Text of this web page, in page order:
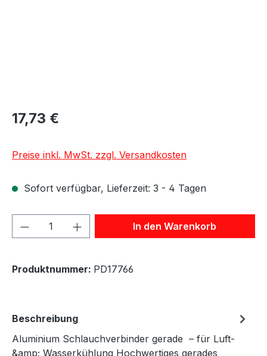
17,73 €
Preise inkl. MwSt. zzgl. Versandkosten
Sofort verfügbar, Lieferzeit: 3 - 4 Tagen
Produkt Anzahl: Gib denIn den Warenkorb
Produktnummer: PD17766
Beschreibung
Aluminium Schlauchverbinder gerade – für Luft-
&amp; Wasserkühlung Hochwertiges gerades